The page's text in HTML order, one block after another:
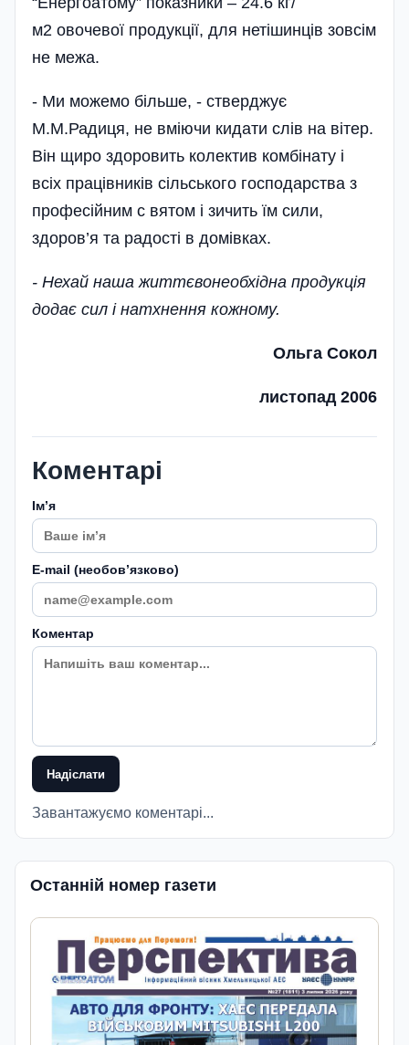
м2 овочевої продукції, для нетішинців зовсім
не межа.
- Ми можемо більше, - ствер­джує
М.М.Радиця, не вміючи кидати слів на вітер.
Він щиро здоровить колектив комбінату і
всіх працівників сільського господарства з
профе­сійним с вятом і зичить їм сили,
здоров’я та радості в домівках.
- Нехай наша життєвонеобхідна продукція
додає сил і натхнення кожному.
Ольга Сокол
листопад 2006
Коментарі
Імʼя
E-mail (необовʼязково)
Коментар
Надіслати
Завантажуємо коментарі...
Останній номер газети